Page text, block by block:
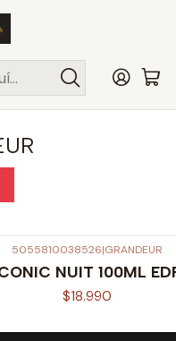
las 13Hrs, valido solo en
GRANDEUR
5055810038526|GRANDEUR
NUIT 100ML
$18.990